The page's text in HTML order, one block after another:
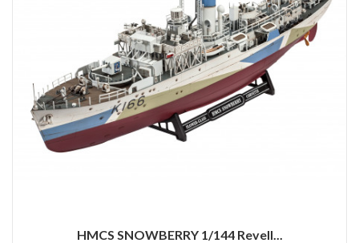
HMCS SNOWBERRY 1/144 Revell...